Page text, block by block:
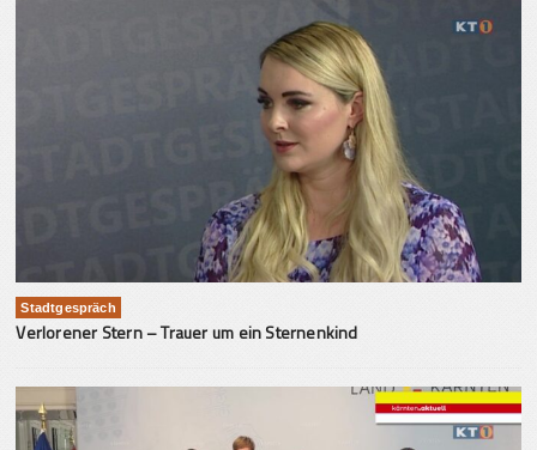
Stadtgespräch
Verlorener Stern – Trauer um ein Sternenkind